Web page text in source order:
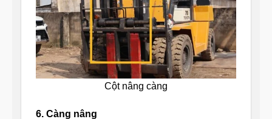
Cột nâng càng
6. Càng nâng